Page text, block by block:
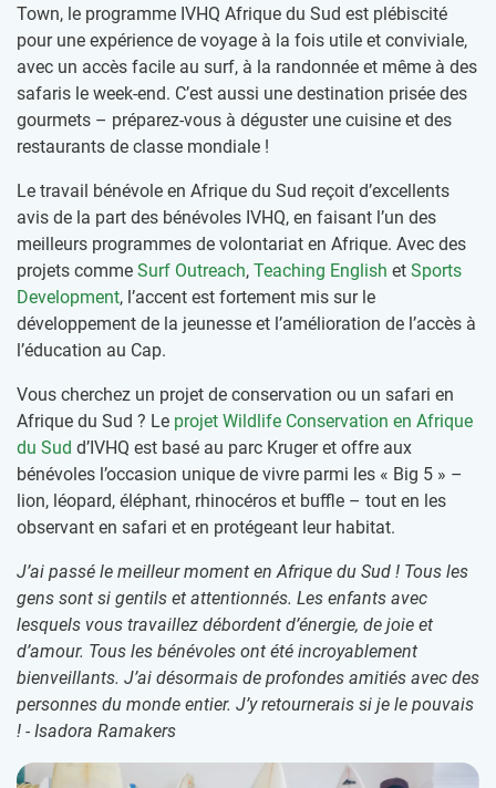
Town, le programme IVHQ Afrique du Sud est plébiscité
pour une expérience de voyage à la fois utile et conviviale,
avec un accès facile au surf, à la randonnée et même à des
safaris le week-end. C’est aussi une destination prisée des
gourmets – préparez-vous à déguster une cuisine et des
restaurants de classe mondiale !
Le travail bénévole en Afrique du Sud reçoit d’excellents
avis de la part des bénévoles IVHQ, en faisant l’un des
meilleurs programmes de volontariat en Afrique. Avec des
projets comme Surf Outreach, Teaching English et Sports
Development, l’accent est fortement mis sur le
développement de la jeunesse et l’amélioration de l’accès à
l’éducation au Cap.
Vous cherchez un projet de conservation ou un safari en
Afrique du Sud ? Le projet Wildlife Conservation en Afrique
du Sud d’IVHQ est basé au parc Kruger et offre aux
bénévoles l’occasion unique de vivre parmi les « Big 5 » –
lion, léopard, éléphant, rhinocéros et buffle – tout en les
observant en safari et en protégeant leur habitat.
J’ai passé le meilleur moment en Afrique du Sud ! Tous les
gens sont si gentils et attentionnés. Les enfants avec
lesquels vous travaillez débordent d’énergie, de joie et
d’amour. Tous les bénévoles ont été incroyablement
bienveillants. J’ai désormais de profondes amitiés avec des
personnes du monde entier. J’y retournerais si je le pouvais
! - Isadora Ramakers